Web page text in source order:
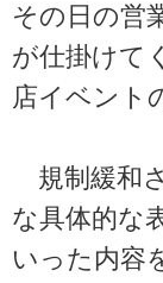
その日の営
が仕掛けて
店イベント
規制緩和
な具体的な
いった内容